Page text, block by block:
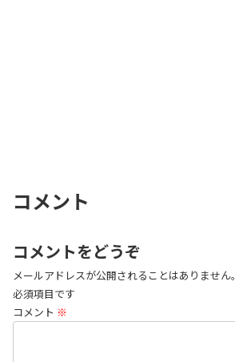
コメント
コメントをどうぞ
メールアドレスが公開されることはありません。
必須項目です
コメント ※